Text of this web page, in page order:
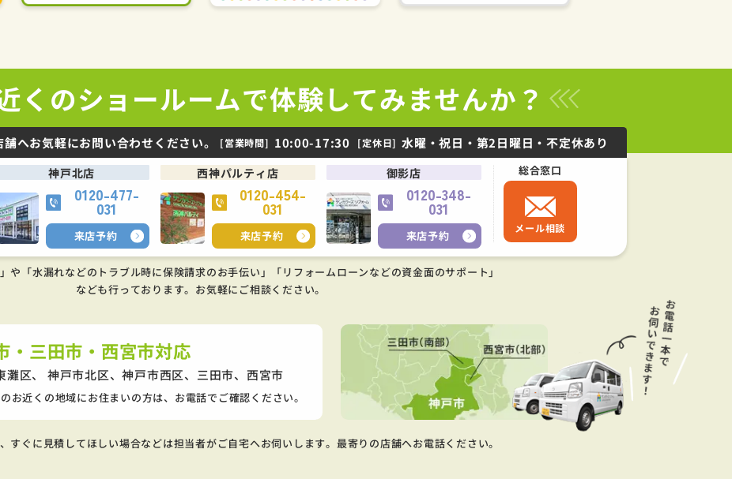
くのショールームで体験してみませんか？
舗へお気軽にお問い合わせください。 [営業時間] 10:00-17:30 [定休日] 水曜・祝日・第2日曜日・不定休あり
神戸北店
0120-477-
031
来店予約
西神パルティ店
0120-454-
031
来店予約
御影店
0120-348-
031
来店予約
総合窓口
メール相談
や「水漏れなどのトラブル時に保険請求のお手伝い」「リフォームローンなどの資金面のサポート」
なども行っております。 お気軽にご相談ください。
・三田市・西宮市対応
灘区、 神戸市北区、神戸市西区、 三田市、西宮市
お近くの地域にお住まいの方は、お電話でご確認ください。
すぐに見積してほしい場合などは担当者がご自宅へお伺いします。最寄りの店舗へお電話ください。